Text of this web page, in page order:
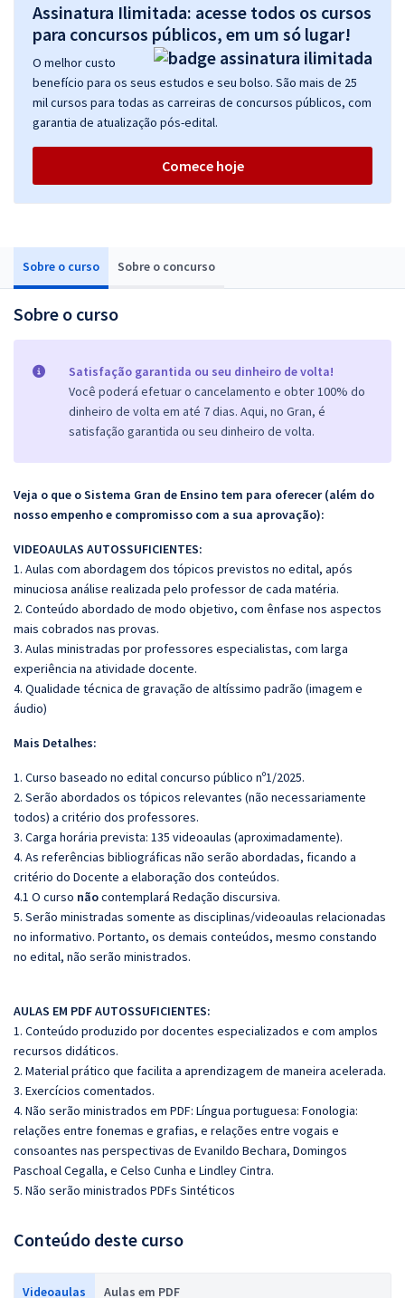
Sobre o curso Sobre o concurso
Sobre o curso
Satisfação garantida ou seu dinheiro de volta!
Você poderá efetuar o cancelamento e obter 100% do
dinheiro de volta em até 7 dias. Aqui, no Gran, é
satisfação garantida ou seu dinheiro de volta.
Veja o que o Sistema Gran de Ensino tem para oferecer (além do
nosso empenho e compromisso com a sua aprovação):
VIDEOAULAS AUTOSSUFICIENTES:
1. Aulas com abordagem dos tópicos previstos no edital, após
minuciosa análise realizada pelo professor de cada matéria.
2. Conteúdo abordado de modo objetivo, com ênfase nos aspectos
mais cobrados nas provas.
3. Aulas ministradas por professores especialistas, com larga
experiência na atividade docente.
4. Qualidade técnica de gravação de altíssimo padrão (imagem e
áudio)
Mais Detalhes:
1. Curso baseado no edital concurso público nº1/2025.
2. Serão abordados os tópicos relevantes (não necessariamente
todos) a critério dos professores.
3. Carga horária prevista: 135 videoaulas (aproximadamente).
4. As referências bibliográficas não serão abordadas, ficando a
critério do Docente a elaboração dos conteúdos.
4.1 O curso nãocontemplará Redação discursiva.
5. Serão ministradas somente as disciplinas/videoaulas relacionadas
no informativo. Portanto, os demais conteúdos, mesmo constando
no edital, não serão ministrados.
AULAS EM PDF AUTOSSUFICIENTES:
1. Conteúdo produzido por docentes especializados e com amplos
recursos didáticos.
2. Material prático que facilita a aprendizagem de maneira acelerada.
3. Exercícios comentados.
4. Não serão ministrados em PDF: Língua portuguesa: Fonologia:
relações entre fonemas e grafias, e relações entre vogais e
consoantes nas perspectivas de Evanildo Bechara, Domingos
Paschoal Cegalla, e Celso Cunha e Lindley Cintra.
5. Não serão ministrados PDFs Sintéticos
Conteúdo deste curso
Videoaulas Aulas em PDF
Assinatura Ilimitada: acesse todos os cursos
para concursos públicos, em um só lugar!
O melhor custo
benefício para os seus estudos e seu bolso. São mais de 25
mil cursos para todas as carreiras de concursos públicos, com
garantia de atualização pós-edital.
Comece hoje